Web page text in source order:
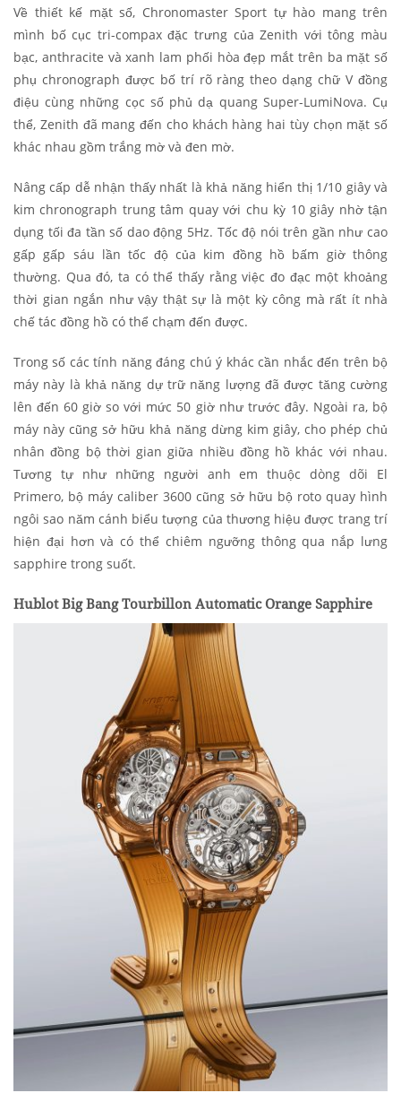
Về thiết kế mặt số, Chronomaster Sport tự hào mang trên
mình bố cục tri-compax đặc trưng của Zenith với tông màu
bạc, anthracite và xanh lam phối hòa đẹp mắt trên ba mặt số
phụ chronograph được bố trí rõ ràng theo dạng chữ V đồng
điệu cùng những cọc số phủ dạ quang Super-LumiNova. Cụ
thể, Zenith đã mang đến cho khách hàng hai tùy chọn mặt số
khác nhau gồm trắng mờ và đen mờ.
Nâng cấp dễ nhận thấy nhất là khả năng hiển thị 1/10 giây và
kim chronograph trung tâm quay với chu kỳ 10 giây nhờ tận
dụng tối đa tần số dao động 5Hz. Tốc độ nói trên gần như cao
gấp gấp sáu lần tốc độ của kim đồng hồ bấm giờ thông
thường. Qua đó, ta có thể thấy rằng việc đo đạc một khoảng
thời gian ngắn như vậy thật sự là một kỳ công mà rất ít nhà
chế tác đồng hồ có thể chạm đến được.
Trong số các tính năng đáng chú ý khác cần nhắc đến trên bộ
máy này là khả năng dự trữ năng lượng đã được tăng cường
lên đến 60 giờ so với mức 50 giờ như trước đây. Ngoài ra, bộ
máy này cũng sở hữu khả năng dừng kim giây, cho phép chủ
nhân đồng bộ thời gian giữa nhiều đồng hồ khác với nhau.
Tương tự như những người anh em thuộc dòng dõi El
Primero, bộ máy caliber 3600 cũng sở hữu bộ roto quay hình
ngôi sao năm cánh biểu tượng của thương hiệu được trang trí
hiện đại hơn và có thể chiêm ngưỡng thông qua nắp lưng
sapphire trong suốt.
Hublot Big Bang Tourbillon Automatic Orange Sapphire